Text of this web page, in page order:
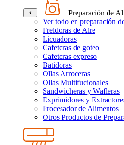
Preparación de
Ver todo en preparación
Freidoras de Aire
Licuadoras
Cafeteras de goteo
Cafeteras expreso
Batidoras
Ollas Arroceras
Ollas Multifucionales
Sandwicheras y Wafleras
Exprimidores y
Procesador de Alimentos
Otros Productos de